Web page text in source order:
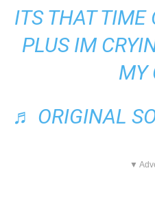
ITS THAT TIME
PLUS IM
MY
♬ ORIGINAL
▼